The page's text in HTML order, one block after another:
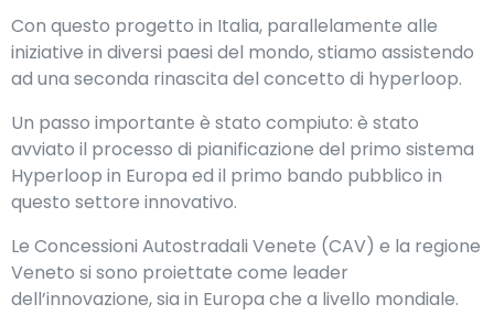
Con questo progetto in Italia, parallelamente alle
iniziative in diversi paesi del mondo, stiamo assistendo
ad una seconda rinascita del concetto di hyperloop.
Un passo importante è stato compiuto: è stato
avviato il processo di pianificazione del primo sistema
Hyperloop in Europa ed il primo bando pubblico in
questo settore innovativo.
Le Concessioni Autostradali Venete (CAV) e la regione
Veneto si sono proiettate come leader
dell’innovazione, sia in Europa che a livello mondiale.